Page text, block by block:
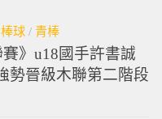
棒球 / 青棒
》u18國手許書誠
勢晉級木聯第二階段